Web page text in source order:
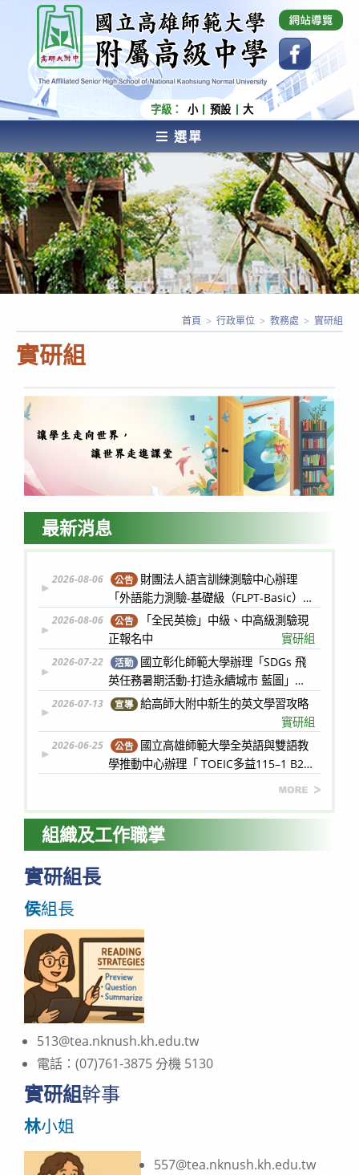
內
容
國立高雄師範大學附屬高級中學 Affiliated Senior
High School of National Kaohsiung Normal
University
字級： 小 預設 大
選單
AFFILIATED SENIOR HIGH SCHOOL OF NATIONAL
KAOHSIUNG NORMAL UNIVERSITY
實研組
首頁 > 行政單位 > 教務處 > 實研組
最新消息
公告
財團法人語言訓練測驗中心辦理
「外語能力測驗-基礎級（FLPT-Basic）」
線上說明會
實研組
2026-08-06
公告
「全民英檢」中級、中高級測驗現
正報名中
實研組
2026-08-06
活動
國立彰化師範大學辦理「SDGs 飛
英任務暑期活動-打造永續城市 藍圖」活
動
實研組
2026-07-22
宣導 給高師大附中新生的英文學習攻略
實研組
2026-07-13
公告
國立高雄師範大學全英語與雙語教
學推動中心辦理「 TOEIC多益115–1 B2
2026-06-25
more
組織及工作職掌
實研組長
侯組長
513@tea.nknush.kh.edu.tw
電話：(07)761-3875 分機 5130
實研組幹事
林小姐
557@tea.nknush.kh.edu.tw